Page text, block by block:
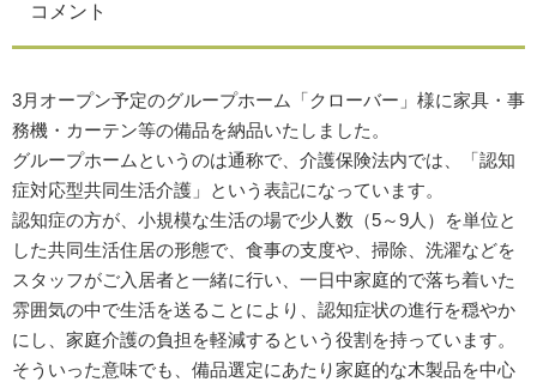
コメント
3月オープン予定のグループホーム「クローバー」様に家具・事
務機・カーテン等の備品を納品いたしました。
グループホームというのは通称で、介護保険法内では、「認知
症対応型共同生活介護」という表記になっています。
認知症の方が、小規模な生活の場で少人数（5～9人）を単位と
した共同生活住居の形態で、食事の支度や、掃除、洗濯などを
スタッフがご入居者と一緒に行い、一日中家庭的で落ち着いた
雰囲気の中で生活を送ることにより、認知症状の進行を穏やか
にし、家庭介護の負担を軽減するという役割を持っています。
そういった意味でも、備品選定にあたり家庭的な木製品を中心